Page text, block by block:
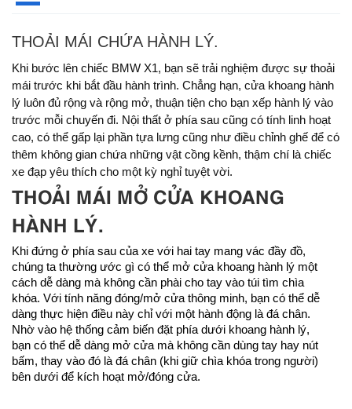
THOẢI MÁI CHỨA HÀNH LÝ.
Khi bước lên chiếc BMW X1, bạn sẽ trải nghiệm được sự thoải
mái trước khi bắt đầu hành trình. Chẳng hạn, cửa khoang hành
lý luôn đủ rộng và rộng mở, thuận tiện cho bạn xếp hành lý vào
trước mỗi chuyến đi. Nội thất ở phía sau cũng có tính linh hoạt
cao, có thể gấp lại phần tựa lưng cũng như điều chỉnh ghế để có
thêm không gian chứa những vật cồng kềnh, thậm chí là chiếc
xe đạp yêu thích cho một kỳ nghỉ tuyệt vời.
THOẢI MÁI MỞ CỬA KHOANG
HÀNH LÝ.
Khi đứng ở phía sau của xe với hai tay mang vác đầy đồ,
chúng ta thường ước gì có thể mở cửa khoang hành lý một
cách dễ dàng mà không cần phài cho tay vào túi tìm chìa
khóa. Với tính năng đóng/mở cửa thông minh, bạn có thể dễ
dàng thực hiện điều này chỉ với một hành động là đá chân.
Nhờ vào hệ thống cảm biến đặt phía dưới khoang hành lý,
bạn có thể dễ dàng mở cửa mà không cần dùng tay hay nút
bấm, thay vào đó là đá chân (khi giữ chìa khóa trong người)
bên dưới để kích hoạt mở/đóng cửa.